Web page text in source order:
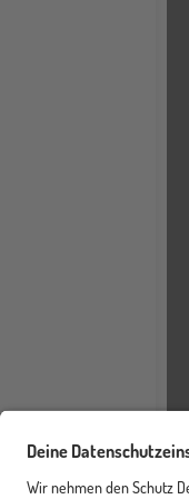
Profil